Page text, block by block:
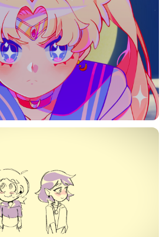
信息
发送弹幕
正在生成支付二维码...
99.00